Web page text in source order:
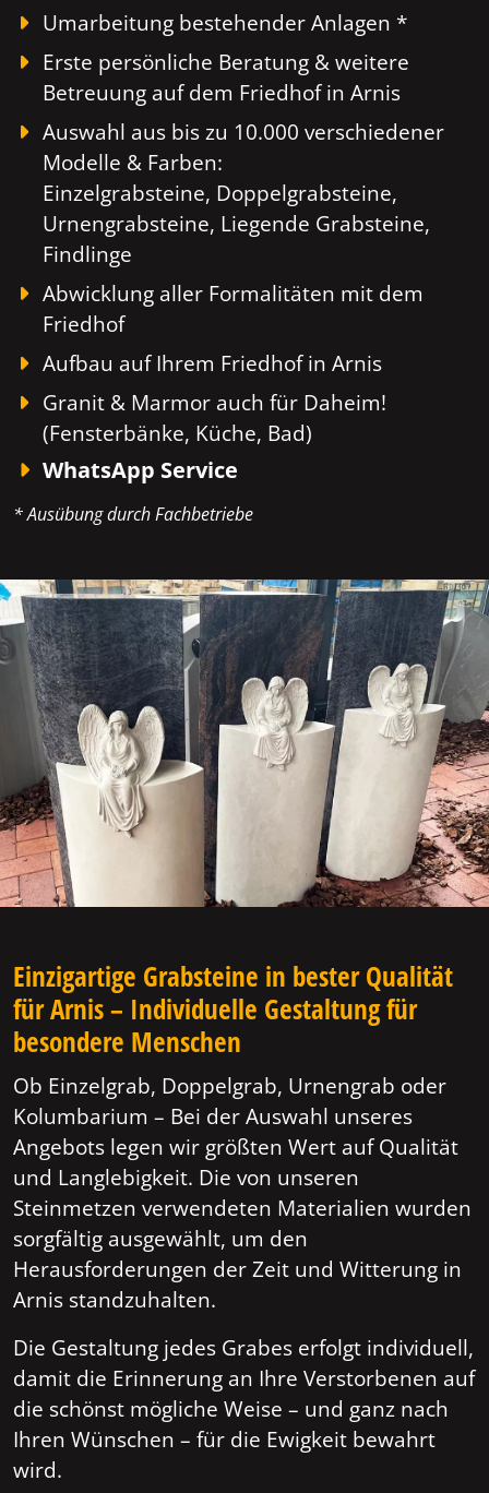
Umarbeitung bestehender Anlagen *
Erste persönliche Beratung & weitere
Betreuung auf dem Friedhof in Arnis
Auswahl aus bis zu 10.000 verschiedener
Modelle & Farben:
Einzelgrabsteine, Doppelgrabsteine,
Urnengrabsteine, Liegende Grabsteine,
Findlinge
Abwicklung aller Formalitäten mit dem
Friedhof
Aufbau auf Ihrem Friedhof in Arnis
Granit & Marmor auch für Daheim!
(Fensterbänke, Küche, Bad)
WhatsApp Service
* Ausübung durch Fachbetriebe
Einzigartige Grabsteine in bester Qualität
für Arnis – Individuelle Gestaltung für
besondere Menschen
Ob Einzelgrab, Doppelgrab, Urnengrab oder
Kolumbarium – Bei der Auswahl unseres
Angebots legen wir größten Wert auf Qualität
und Langlebigkeit. Die von unseren
Steinmetzen verwendeten Materialien wurden
sorgfältig ausgewählt, um den
Herausforderungen der Zeit und Witterung in
Arnis standzuhalten.
Die Gestaltung jedes Grabes erfolgt individuell,
damit die Erinnerung an Ihre Verstorbenen auf
die schönst mögliche Weise – und ganz nach
Ihren Wünschen – für die Ewigkeit bewahrt
wird.